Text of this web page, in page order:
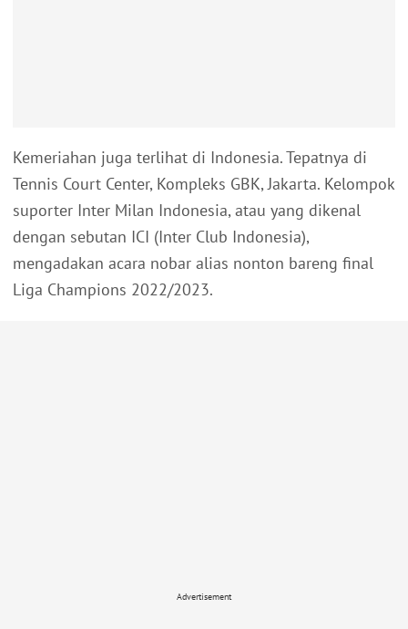
Kemeriahan juga terlihat di Indonesia. Tepatnya di
Tennis Court Center, Kompleks GBK, Jakarta. Kelompok
suporter Inter Milan Indonesia, atau yang dikenal
dengan sebutan ICI (Inter Club Indonesia),
mengadakan acara nobar alias nonton bareng final
Liga Champions 2022/2023.
Advertisement